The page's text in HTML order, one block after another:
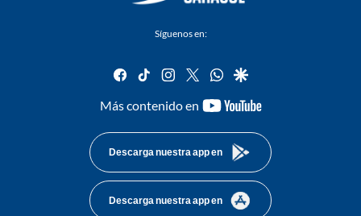
Síguenos en:
facebook
tiktok instagram
twitterwhatsapp
google
Más contenido en
youtube-
Descarga nuestra app en
Descarga nuestra app en